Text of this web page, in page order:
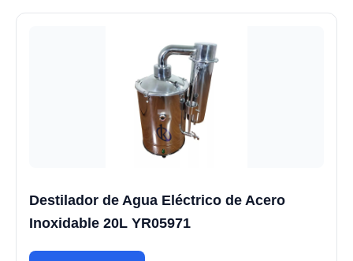
Destilador de Agua Eléctrico de Acero
Inoxidable 20L YR05971